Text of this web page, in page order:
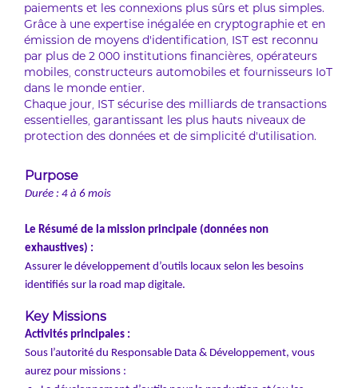
paiements et les connexions plus sûrs et plus simples.
Grâce à une expertise inégalée en cryptographie et en
émission de moyens d’identification, IST est reconnu
par plus de 2 000 institutions financières, opérateurs
mobiles, constructeurs automobiles et fournisseurs IoT
dans le monde entier.
Chaque jour, IST sécurise des milliards de transactions
essentielles, garantissant les plus hauts niveaux de
protection des données et de simplicité d’utilisation.
Purpose
Durée : 4 à 6 mois
Le Résumé de la mission principale (données non
exhaustives) :
Assurer le développement d’outils locaux selon les besoins
identifiés sur la road map digitale.
Key Missions
Activités principales :
Sous l’autorité du Responsable Data & Développement, vous
aurez pour missions :